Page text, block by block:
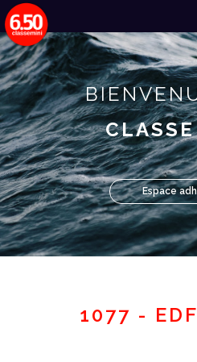
Espace
1077 -